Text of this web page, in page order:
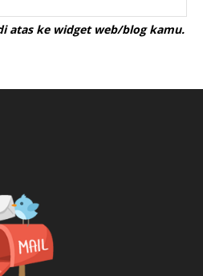
atas ke widget web/blog kamu.